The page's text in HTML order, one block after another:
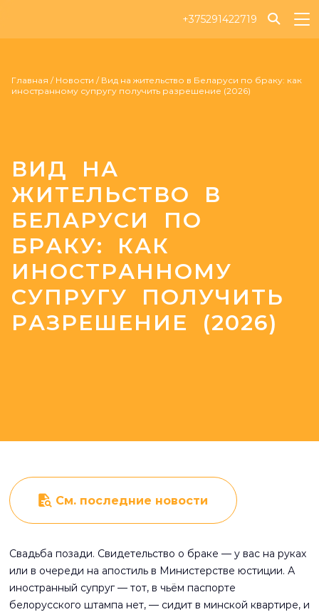
+375291422719
Главная / Новости / Вид на жительство в Беларуси по браку: как
иностранному супругу получить разрешение (2026)
ВИД НА
ЖИТЕЛЬСТВО В
БЕЛАРУСИ ПО
БРАКУ: КАК
ИНОСТРАННОМУ
СУПРУГУ ПОЛУЧИТЬ
РАЗРЕШЕНИЕ (2026)
См. последние новости
Свадьба позади. Свидетельство о браке — у вас на руках
или в очереди на апостиль в Министерстве юстиции. А
иностранный супруг — тот, в чьём паспорте
белорусского штампа нет, — сидит в минской квартире, и